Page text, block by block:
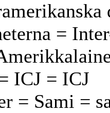
=
ICJ = ICJ
= Sami =